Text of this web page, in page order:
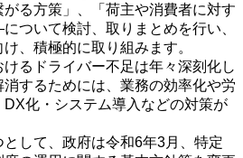
る方策」、「荷主や消費者に対す
ついて検討、取りまとめを行い、
、積極的に取り組みます。
るドライバー不足は年々深刻化し
するためには、業務の効率化や労
化・システム導入などの対策が
して、政府は令和6年3月、特定